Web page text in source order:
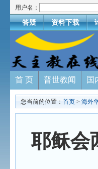
用户名：
答疑 资料下载
首 页 普世教闻 国
您当前的位置： 首页 > 海外
耶稣会